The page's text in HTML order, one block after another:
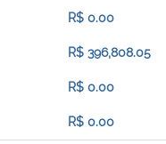
R$ 0.00
R$ 396,808.05
R$ 0.00
R$ 0.00